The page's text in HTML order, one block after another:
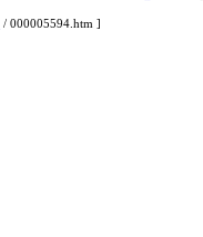
/ 000005594.htm ]